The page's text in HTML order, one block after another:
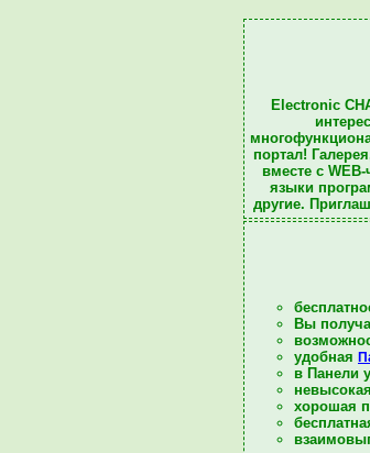
Electronic
портал! Галерея
вместе с
языки
другие.
Вы
удобная
в Панели
хорошая